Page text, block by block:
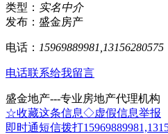
类型： 实名中介
发布：盛金房产
电话： 15969889981,13156280575
电话联系给我留言
盛金地产---专业房地产代理机构
☆收藏这条信息◇虚假信息举报
即时通短信拨打